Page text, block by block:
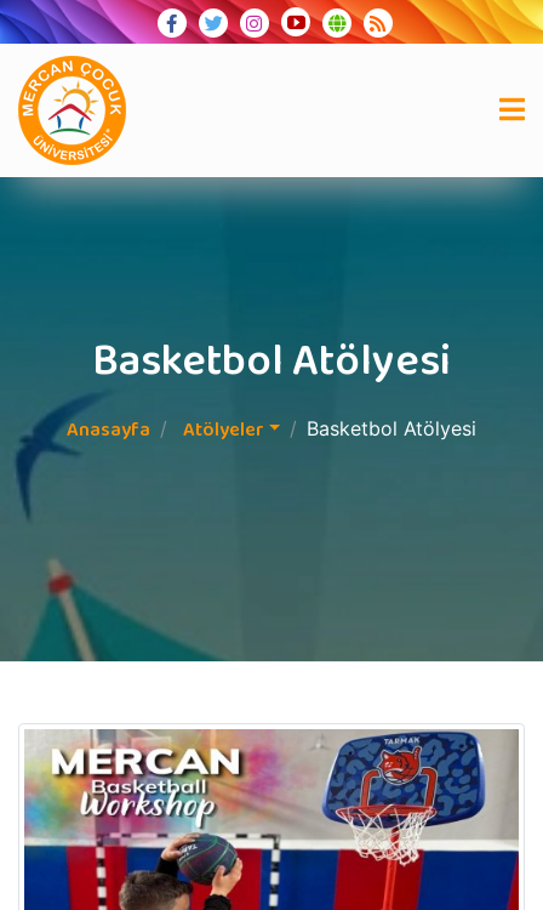
Basketbol Atölyesi
Anasayfa Atölyeler Basketbol Atölyesi